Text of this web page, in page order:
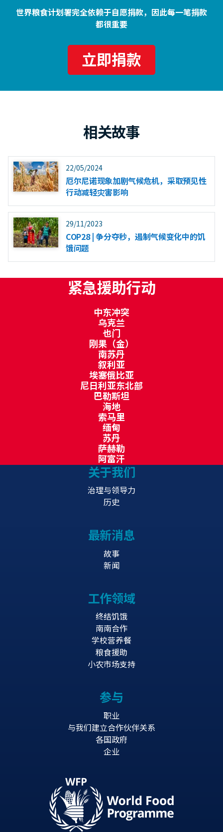
世界粮食计划署完全依赖于自愿捐款，因此每一笔捐款
都很重要
立即捐款
相关故事
22/05/2024
厄尔尼诺现象加剧气候危机，采取预见性
行动减轻灾害影响
29/11/2023
COP28 | 争分夺秒，遏制气候变化中的饥
饿问题
紧急援助行动
中东冲突
乌克兰
也门
刚果（金）
南苏丹
叙利亚
埃塞俄比亚
尼日利亚东北部
巴勒斯坦
海地
索马里
缅甸
苏丹
萨赫勒
阿富汗
关于我们
治理与领导力
历史
最新消息
故事
新闻
工作领域
终结饥饿
南南合作
学校营养餐
粮食援助
小农市场支持
参与
职业
与我们建立合作伙伴关系
各国政府
企业